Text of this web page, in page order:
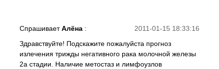
2011-01-15 18:33:16
СпрашиваетАлёна :
Здравствуйте! Подскажите пожалуйста прогноз
излечения трижды негативного рака молочной железы
2а стадии. Наличие метостаз и лимфоузлов